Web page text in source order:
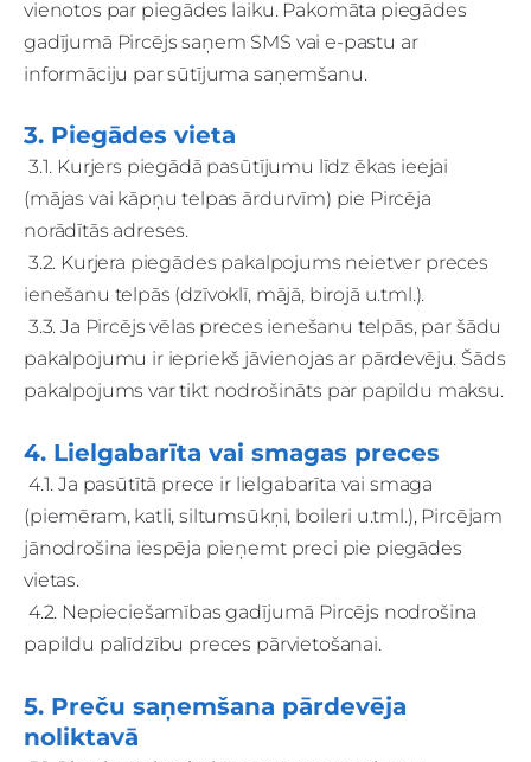
vienotos par piegādes laiku. Pakomāta piegādes
gadījumā Pircējs saņem SMS vai e-pastu ar
informāciju par sūtījuma saņemšanu.
3. Piegādes vieta
3.1. Kurjers piegādā pasūtījumu līdz ēkas ieejai
(mājas vai kāpņu telpas ārdurvīm) pie Pircēja
norādītās adreses.
3.2. Kurjera piegādes pakalpojums neietver preces
ienešanu telpās (dzīvoklī, mājā, birojā u.tml.).
3.3. Ja Pircējs vēlas preces ienešanu telpās, par šādu
pakalpojumu ir iepriekš jāvienojas ar pārdevēju. Šāds
pakalpojums var tikt nodrošināts par papildu maksu.
4. Lielgabarīta vai smagas preces
4.1. Ja pasūtītā prece ir lielgabarīta vai smaga
(piemēram, katli, siltumsūkņi, boileri u.tml.), Pircējam
jānodrošina iespēja pieņemt preci pie piegādes
vietas.
4.2. Nepieciešamības gadījumā Pircējs nodrošina
papildu palīdzību preces pārvietošanai.
5. Preču saņemšana pārdevēja
noliktavā